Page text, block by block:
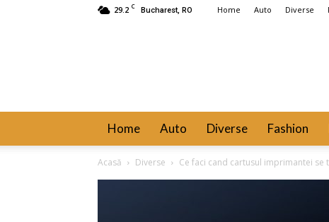
29.2 C Bucharest, RO Home Auto Diverse
Home Auto Diverse Fashion
Acasă Diverse Ce faci cand cartusul imprimantei se